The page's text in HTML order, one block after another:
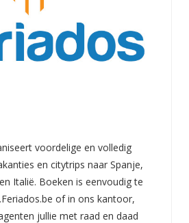
voordelige en volledig
en citytrips naar Spanje,
Italië. Boeken is eenvoudig te
of in ons kantoor,
jullie met raad en daad